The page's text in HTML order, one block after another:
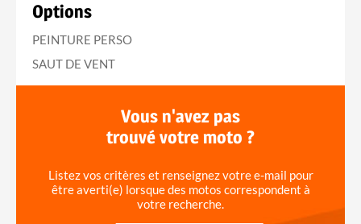
Options
PEINTURE PERSO
SAUT DE VENT
Vous n'avez pas
trouvé votre moto ?
Listez vos critères et renseignez votre e-mail pour
être averti(e) lorsque des motos correspondent à
votre recherche.